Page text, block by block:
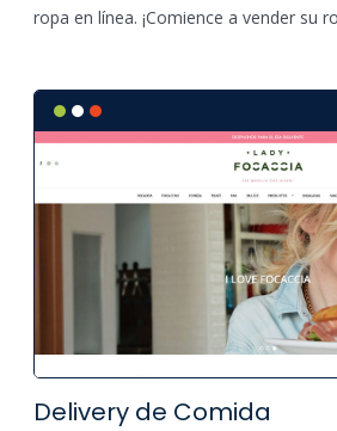
ropa en línea. ¡Comience a vender su
Delivery de Comida